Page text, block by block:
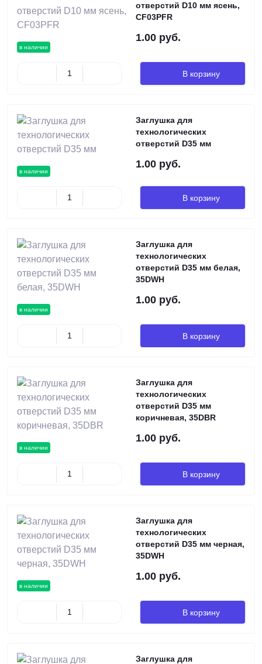
в наличии
отверстий D10 мм ясень,
CF03PFR
1.00 руб.
В корзину
в наличии
Заглушка для
технологических
отверстий D35 мм
1.00 руб.
В корзину
в наличии
Заглушка для
технологических
отверстий D35 мм белая,
35DWH
1.00 руб.
В корзину
в наличии
Заглушка для
технологических
отверстий D35 мм
коричневая, 35DBR
1.00 руб.
В корзину
в наличии
Заглушка для
технологических
отверстий D35 мм черная,
35DWH
1.00 руб.
В корзину
Заглушка для